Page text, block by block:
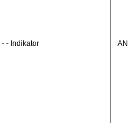
- - Indikator AN